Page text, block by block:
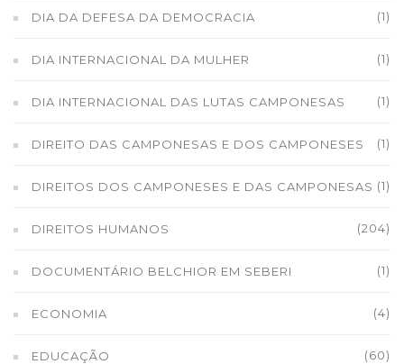
DIA DA DEFESA DA DEMOCRACIA (1)
DIA INTERNACIONAL DA MULHER (1)
DIA INTERNACIONAL DAS LUTAS CAMPONESAS (1)
DIREITO DAS CAMPONESAS E DOS CAMPONESES (1)
DIREITOS DOS CAMPONESES E DAS CAMPONESAS (1)
DIREITOS HUMANOS (204)
DOCUMENTÁRIO BELCHIOR EM SEBERI (1)
ECONOMIA (4)
EDUCAÇÃO (60)